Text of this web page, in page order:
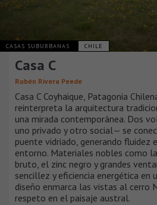
CASAS SUBURBANAS CHILE
Casa C
Rubén Rivera Peede
Casa C Coyhaique, Patagonia
reinterpreta la arquitectura
una mirada contemporánea. Dos
uno privado y otro social— se
puente vidriado, generando fluidez
entorno. Materiales nobles como
bruto, el zinc negro y grandes
sencillez y eficiencia energética en
diseño enmarca las vistas al cerro
respeto en el paisaje austral.